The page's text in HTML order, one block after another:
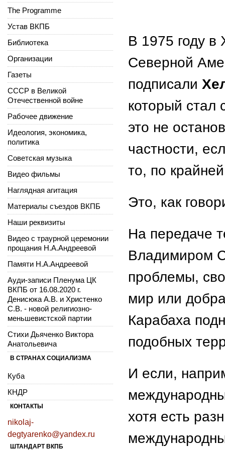
В 1975 году в
Северной
подписали
который стал
это не
частности,
то, по
Это, как
На передаче
Владимиром
проблемы,
мир или
Карабаха
подобных
И если,
хотя есть
The Programme
Устав ВКПБ
Библиотека
Организации
Газеты
СССР в Великой
Отечественной войне
Рабочее движение
Идеология, экономика,
политика
Советская музыка
Видео фильмы
Наглядная агитация
Материалы съездов ВКПБ
Наши реквизиты
Видео с траурной церемонии
прощания Н.А.Андреевой
Памяти Н.А.Андреевой
Ауди-записи Пленума ЦК
ВКПБ от 16.08.2020 г.
Денисюка А.В. и Христенко
С.В. - новой религиозно-
меньшевистской партии
Стихи Дьяченко Виктора
Анатольевича
В СТРАНАХ СОЦИАЛИЗМА
Куба
КНДР
КОНТАКТЫ
nikolaj-
degtyarenko@yandex.ru
ШТАНДАРТ ВКПБ